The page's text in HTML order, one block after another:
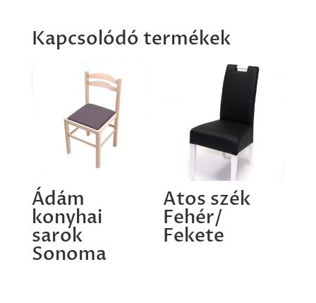
Kapcsolódó termékek
Ádám
konyhai
sarok
Sonoma
Atos szék
Fehér/
Fekete